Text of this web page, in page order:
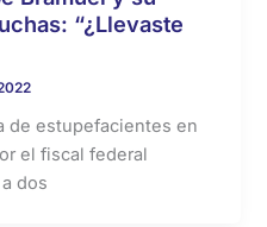
“¿Llevaste
de estupefacientes en
el fiscal federal
dos